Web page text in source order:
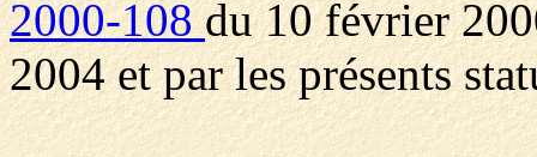
2000-108du 10 février
2004 et par les présents